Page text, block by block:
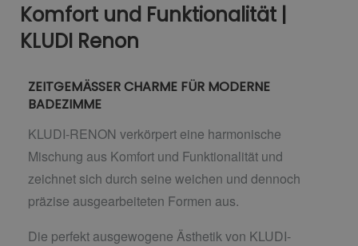
Komfort und Funktionalität |
KLUDI Renon
ZEITGEMÄSSER CHARME FÜR MODERNE
BADEZIMME
KLUDI-RENON verkörpert eine harmonische
Mischung aus Komfort und Funktionalität und
zeichnet sich durch seine weichen und dennoch
präzise ausgearbeiteten Formen aus.
Die perfekt ausgewogene Ästhetik von KLUDI-